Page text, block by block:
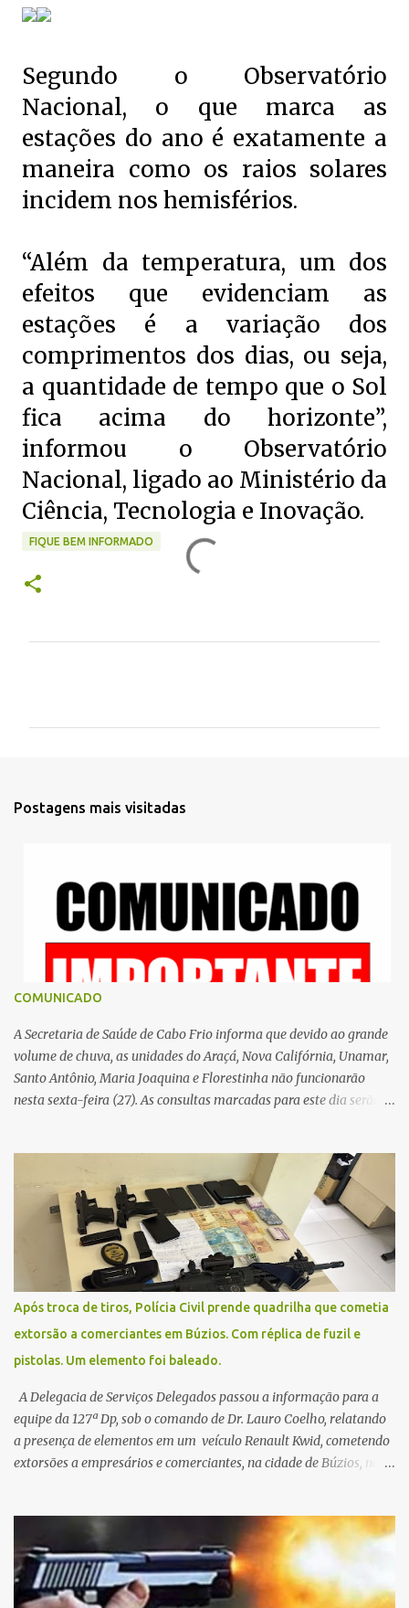
Segundo o Observatório
Nacional, o que marca as
estações do ano é exatamente a
maneira como os raios solares
incidem nos hemisférios.
“Além da temperatura, um dos
efeitos que evidenciam as
estações é a variação dos
comprimentos dos dias, ou seja,
a quantidade de tempo que o Sol
fica acima do horizonte”,
informou o Observatório
Nacional, ligado ao Ministério da
Ciência, Tecnologia e Inovação.
FIQUE BEM INFORMADO
Postagens mais visitadas
COMUNICADO
A Secretaria de Saúde de Cabo Frio informa que devido ao grande
volume de chuva, as unidades do Araçá, Nova Califórnia, Unamar,
Santo Antônio, Maria Joaquina e Florestinha não funcionarão
nesta sexta-feira (27). As consultas marcadas para este dia serão
Contamos com a compreensão de toda população, pois se trata de
uma situação climática que foge ao controle da administração
pública.
Após troca de tiros, Polícia Civil prende quadrilha que cometia
extorsão a comerciantes em Búzios. Com réplica de fuzil e
pistolas. Um elemento foi baleado.
A Delegacia de Serviços Delegados passou a informação para a
equipe da 127ª Dp, sob o comando de Dr. Lauro Coelho, relatando
a presença de elementos em um veículo Renault Kwid, cometendo
extorsões a empresários e comerciantes, na cidade de Búzios, na
fugir da cidade Buziana. Um dos detidos é policial civil e este foi
baleado na perna na troca de tiros . Na ocorrência, três armas,
pistolas e uma réplica de fuzil, foram apreendidas. O homem
baleado foi identificado como Claudio Bastos, conhecido no meio